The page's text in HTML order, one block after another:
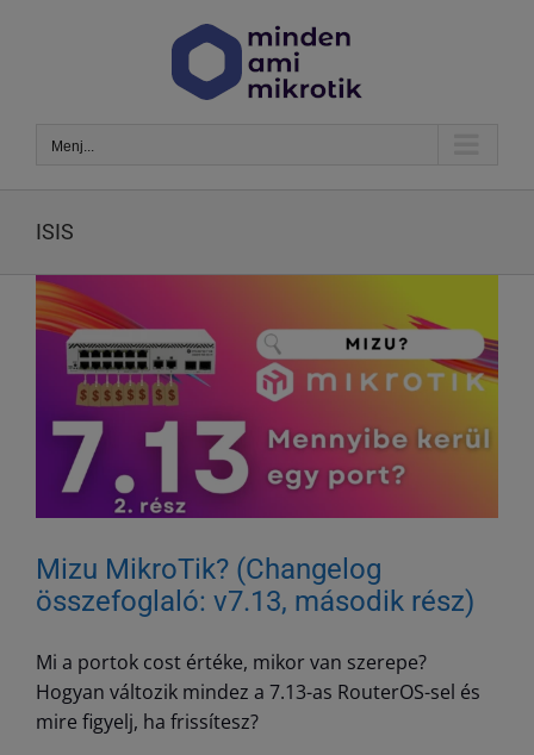
Menj...
ISIS
Mizu MikroTik? (Changelog
összefoglaló: v7.13, második rész)
Mi a portok cost értéke, mikor van szerepe?
Hogyan változik mindez a 7.13-as RouterOS-sel és
mire figyelj, ha frissítesz?